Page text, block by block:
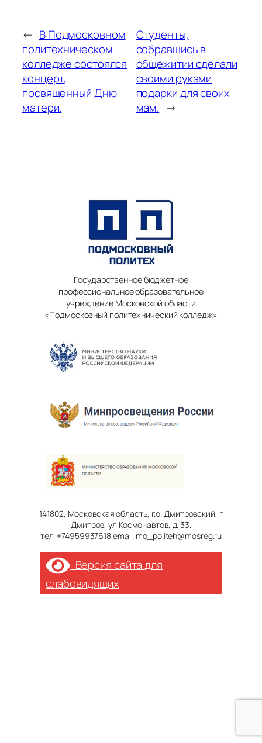
← В Подмосковном
политехническом
колледже состоялся
концерт,
посвященный Дню
матери.
Студенты,
собравшись в
общежитии сделали
своими руками
подарки для своих
мам. →
Государственное бюджетное
профессиональное образовательное
учреждение Московской области
«Подмосковный политехнический колледж»
141802, Московская область, г.о. Дмитровский, г
Дмитров, ул Космонавтов, д. 33.
тел. +74959937618 email. mo_politeh@mosreg.ru
Версия сайта для
слабовидящих